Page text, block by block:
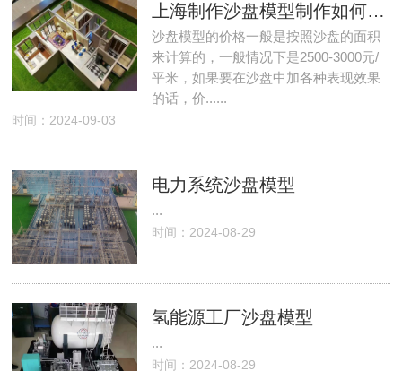
上海制作沙盘模型制作如何收取费用
沙盘模型的价格一般是按照沙盘的面积
来计算的，一般情况下是2500-3000元/
平米，如果要在沙盘中加各种表现效果
的话，价......
时间：2024-09-03
电力系统沙盘模型
...
时间：2024-08-29
氢能源工厂沙盘模型
...
时间：2024-08-29